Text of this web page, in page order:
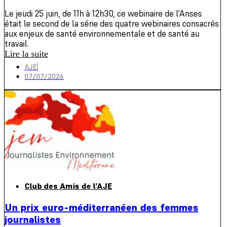
Le jeudi 25 juin, de 11h à 12h30, ce webinaire de l'Anses
était le second de la série des quatre webinaires consacrés
aux enjeux de santé environnementale et de santé au
travail.
Lire la suite
AJE
07/07/2026
Club des Amis de l’AJE
Un prix euro-méditerranéen des femmes
journalistes